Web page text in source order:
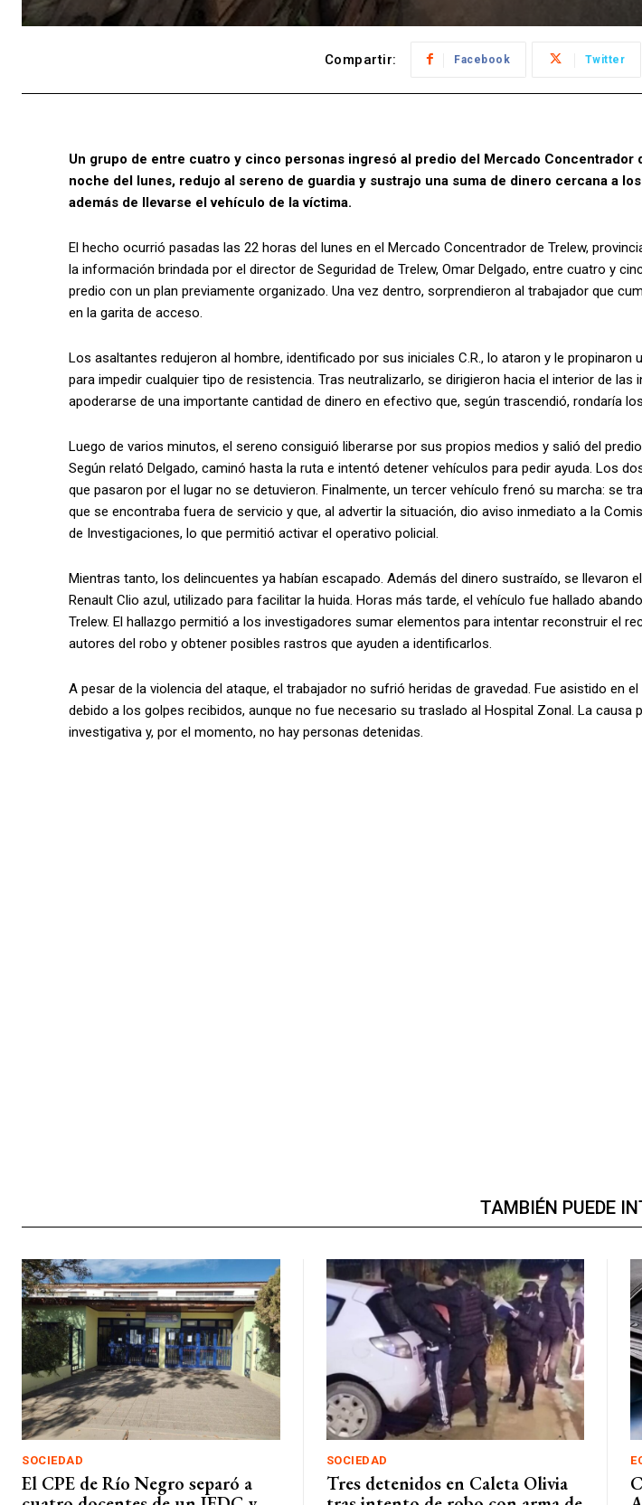
Compartir: Facebook Twitter
Un grupo de entre cuatro y cinco personas ingresó al predio del Mercado Concentrador
noche del lunes, redujo al sereno de guardia y sustrajo una suma de dinero cercana a
además de llevarse el vehículo de la víctima.
El hecho ocurrió pasadas las 22 horas del lunes en el Mercado Concentrador de Trelew,
la información brindada por el director de Seguridad de Trelew, Omar Delgado, entre cuatro y
predio con un plan previamente organizado. Una vez dentro, sorprendieron al trabajador que
en la garita de acceso.
Los asaltantes redujeron al hombre, identificado por sus iniciales C.R., lo ataron y le propinaron
para impedir cualquier tipo de resistencia. Tras neutralizarlo, se dirigieron hacia el interior de las
apoderarse de una importante cantidad de dinero en efectivo que, según trascendió, rondaría
Luego de varios minutos, el sereno consiguió liberarse por sus propios medios y salió del
Según relató Delgado, caminó hasta la ruta e intentó detener vehículos para pedir ayuda. Los
que pasaron por el lugar no se detuvieron. Finalmente, un tercer vehículo frenó su marcha: se
que se encontraba fuera de servicio y que, al advertir la situación, dio aviso inmediato a la
de Investigaciones, lo que permitió activar el operativo policial.
Mientras tanto, los delincuentes ya habían escapado. Además del dinero sustraído, se llevaron
Renault Clio azul, utilizado para facilitar la huida. Horas más tarde, el vehículo fue hallado
Trelew. El hallazgo permitió a los investigadores sumar elementos para intentar reconstruir el
autores del robo y obtener posibles rastros que ayuden a identificarlos.
A pesar de la violencia del ataque, el trabajador no sufrió heridas de gravedad. Fue asistido en
debido a los golpes recibidos, aunque no fue necesario su traslado al Hospital Zonal. La causa
investigativa y, por el momento, no hay personas detenidas.
TAMBIÉN PUEDE
SOCIEDAD
El CPE de Río Negro separó a
SOCIEDAD
Tres detenidos en Caleta Olivia